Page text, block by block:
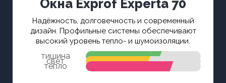
Окна Exprof Experta 70
Надёжность, долговечность и современный
дизайн. Профильные системы обеспечивают
высокий уровень тепло- и шумоизоляции.
тишина
свет
тепло